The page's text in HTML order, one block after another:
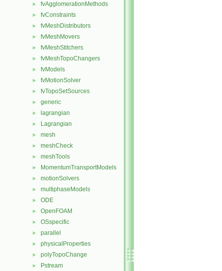
► fvAgglomerationMethods
► fvConstraints
► fvMeshDistributors
► fvMeshMovers
► fvMeshStitchers
► fvMeshTopoChangers
► fvModels
► fvMotionSolver
► fvTopoSetSources
► generic
► lagrangian
► Lagrangian
► mesh
► meshCheck
► meshTools
► MomentumTransportModels
► motionSolvers
► multiphaseModels
► ODE
► OpenFOAM
► OSspecific
► parallel
► physicalProperties
► polyTopoChange
► Pstream